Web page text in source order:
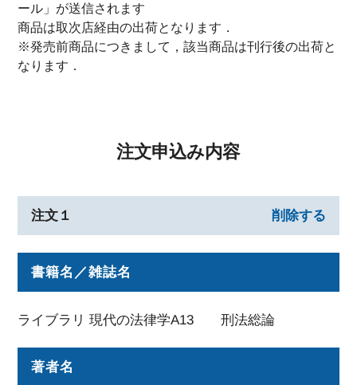
ール」が送信されます
商品は取次店経由の出荷となります．
※発売前商品につきまして，該当商品は刊行後の出荷と
なります．
注文申込み内容
注文１ 削除する
書籍名／雑誌名
ライブラリ 現代の法律学A13 刑法総論
著者名